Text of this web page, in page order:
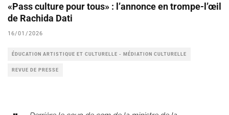
«Pass culture pour tous» : l’annonce en trompe-l’œil
de Rachida Dati
16/01/2026
ÉDUCATION ARTISTIQUE ET CULTURELLE - MÉDIATION CULTURELLE
REVUE DE PRESSE